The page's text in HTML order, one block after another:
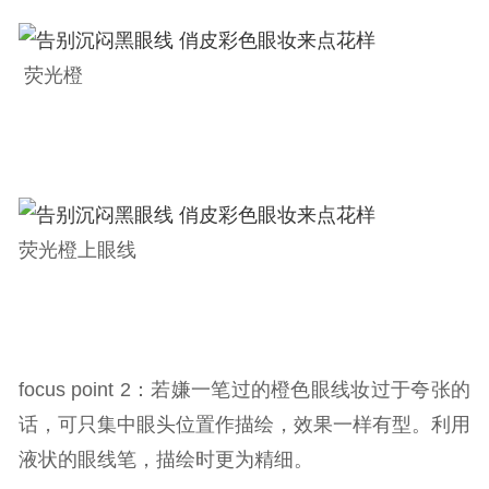
荧光橙
荧光橙上眼线
focus point 2：若嫌一笔过的橙色眼线妆过于夸张的
话，可只集中眼头位置作描绘，效果一样有型。利用
液状的眼线笔，描绘时更为精细。